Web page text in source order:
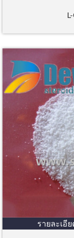
รายละเอีย